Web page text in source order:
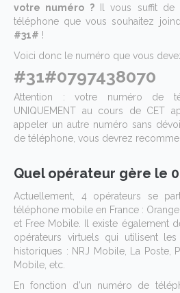
votre numéro ?Il vous suffit de
téléphone que vous souhaitez
#31# !
Voici donc le numéro que vous
#31#0797438070
Attention : votre numéro de
UNIQUEMENT au cours de CET
appeler un autre numéro sans
de téléphone, vous devrez
Quel opérateur gère le
Actuellement, 4 opérateurs se
téléphone mobile en France :
et Free Mobile. Il existe également
opérateurs virtuels qui utilisent
historiques : NRJ Mobile, La Poste,
Mobile, etc.
En fonction d'un numéro de